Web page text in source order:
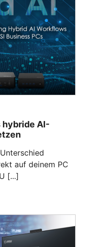
hybride AI-
auf deinem PC
[...]